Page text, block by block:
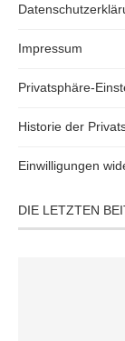
Impressum
Privatsphäre-
Historie der
Einwilligungen
DIE LETZTEN